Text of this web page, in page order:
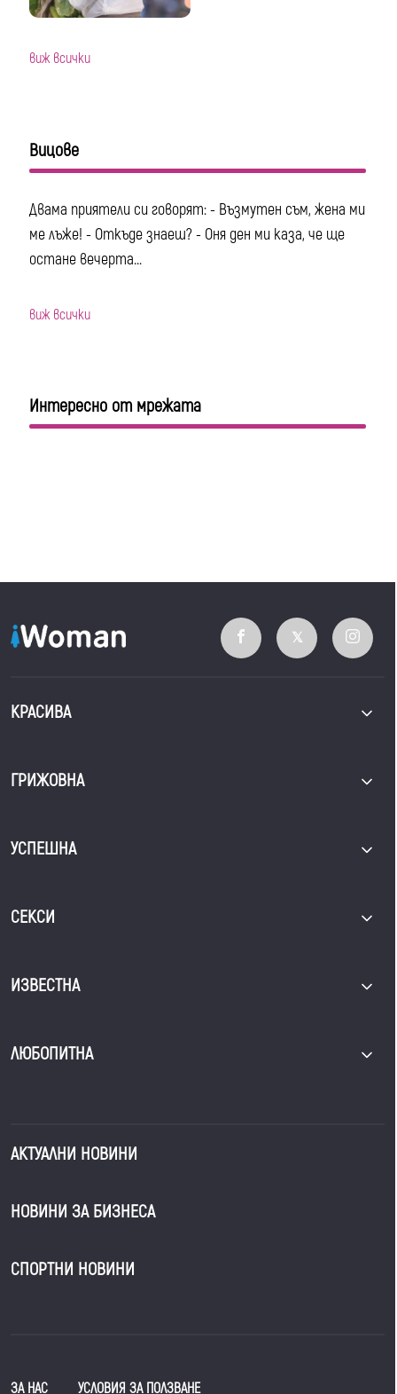
виж всички
Вицове
Двама приятели си говорят: - Възмутен съм, жена ми
ме лъже! - Откъде знаеш? - Оня ден ми каза, че ще
остане вечерта...
виж всички
Интересно от мрежата
КРАСИВА
ГРИЖОВНА
УСПЕШНА
СЕКСИ
ИЗВЕСТНА
ЛЮБОПИТНА
АКТУАЛНИ НОВИНИ
НОВИНИ ЗА БИЗНЕСА
СПОРТНИ НОВИНИ
ЗА НАС УСЛОВИЯ ЗА ПОЛЗВАНЕ